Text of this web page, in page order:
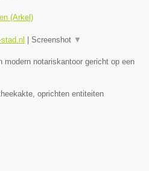
(Arkel)
| Screenshot ▼
modern notariskantoor gericht op een
oprichten entiteiten